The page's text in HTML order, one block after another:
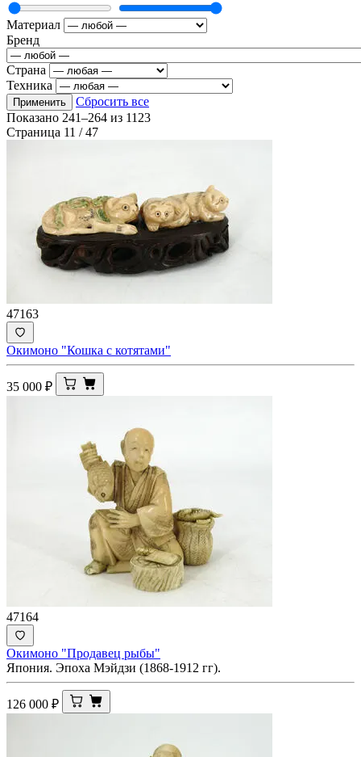
Материал
Бренд
Страна
Техника
Применить
Сбросить все
Показано 241–264 из 1123
Страница 11 / 47
47163
Окимоно "Кошка с котятами"
35 000 ₽
47164
Окимоно "Продавец рыбы"
Япония. Эпоха Мэйдзи (1868-1912 гг).
126 000 ₽